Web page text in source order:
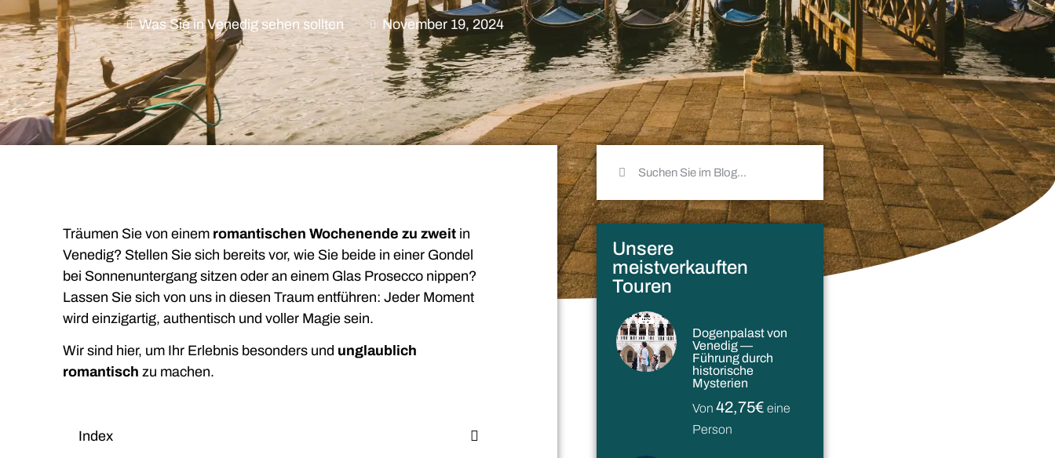
Was Sie in Venedig sehen sollten November 19, 2024
Träumen Sie von einem romantischen Wochenende zu zweit in
Venedig? Stellen Sie sich bereits vor, wie Sie beide in einer Gondel
bei Sonnenuntergang sitzen oder an einem Glas Prosecco nippen?
Lassen Sie sich von uns in diesen Traum entführen: Jeder Moment
wird einzigartig, authentisch und voller Magie sein.
Wir sind hier, um Ihr Erlebnis besonders und unglaublich
romantisch zu machen.
Index
Unsere
meistverkauften
Touren
Dogenpalast von
Venedig —
Führung durch
historische
Mysterien
Von42,75€ eine
Person